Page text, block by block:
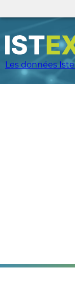
Les données